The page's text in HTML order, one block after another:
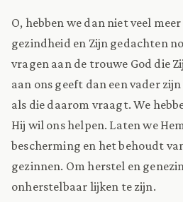
O, hebben we dan niet veel meer
gezindheid en Zijn gedachten
vragen aan de trouwe God die
aan ons geeft dan een vader
als die daarom vraagt. We
Hij wil ons helpen. Laten we
bescherming en het behoudt
gezinnen. Om herstel en
onherstelbaar lijken te zijn.